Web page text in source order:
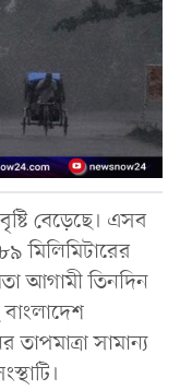
বেড়েছে। এসব
মিলিমিটারের
আগামী তিনদিন
সামান্য